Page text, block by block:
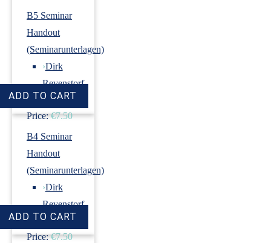
B5 Seminar
Handout
(Seminarunterlagen)
›Dirk
Revenstorf
Price: €7.50
B4 Seminar
Handout
(Seminarunterlagen)
›Dirk
Revenstorf
Price: €7.50